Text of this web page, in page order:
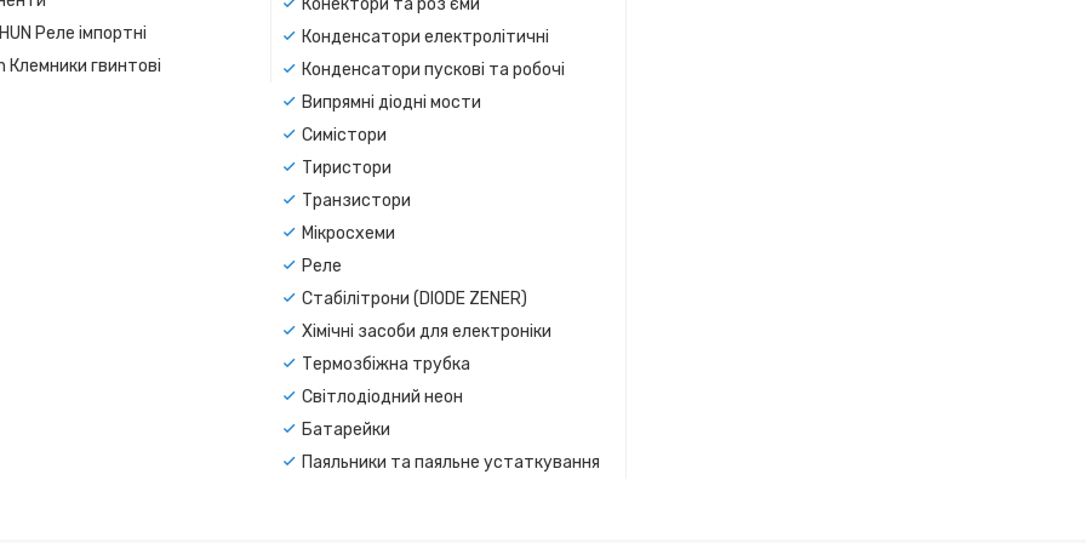
Реле імпортні
Клемники гвинтові
Конектори та роз'єми
Конденсатори електролітичні
Конденсатори пускові та робочі
Випрямні діодні мости
Симістори
Тиристори
Транзистори
Мікросхеми
Реле
Стабілітрони (DIODE ZENER)
Хімічні засоби для електроніки
Термозбіжна трубка
Світлодіодний неон
Батарейки
Паяльники та паяльне устаткування